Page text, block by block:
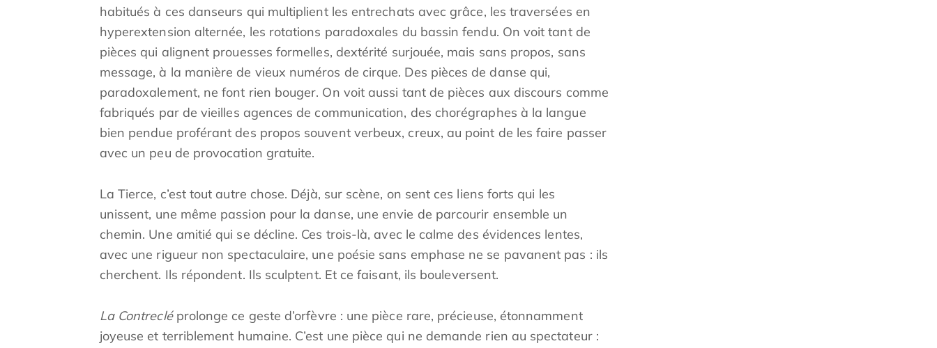
habitués à ces danseurs qui multiplient les entrechats avec grâce, les traversées en
hyperextension alternée, les rotations paradoxales du bassin fendu. On voit tant de
pièces qui alignent prouesses formelles, dextérité surjouée, mais sans propos, sans
message, à la manière de vieux numéros de cirque. Des pièces de danse qui,
paradoxalement, ne font rien bouger. On voit aussi tant de pièces aux discours comme
fabriqués par de vieilles agences de communication, des chorégraphes à la langue
bien pendue proférant des propos souvent verbeux, creux, au point de les faire passer
avec un peu de provocation gratuite.
La Tierce, c’est tout autre chose. Déjà, sur scène, on sent ces liens forts qui les
unissent, une même passion pour la danse, une envie de parcourir ensemble un
chemin. Une amitié qui se décline. Ces trois-là, avec le calme des évidences lentes,
avec une rigueur non spectaculaire, une poésie sans emphase ne se pavanent pas : ils
cherchent. Ils répondent. Ils sculptent. Et ce faisant, ils bouleversent.
La Contrecléprolonge ce geste d’orfèvre : une pièce rare, précieuse, étonnamment
joyeuse et terriblement humaine. C’est une pièce qui ne demande rien au spectateur :